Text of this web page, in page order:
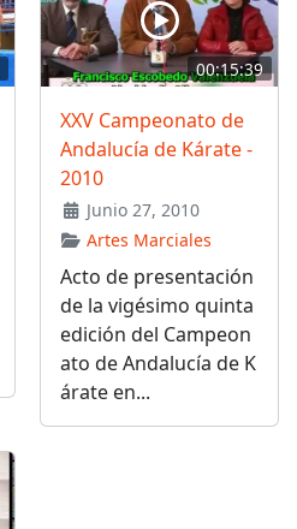
00:15:39
XXV Campeonato de
Andalucía de Kárate -
2010
Junio 27, 2010
Artes Marciales
Acto de presentación
de la vigésimo quinta
edición del Campeon
ato de Andalucía de K
árate en...